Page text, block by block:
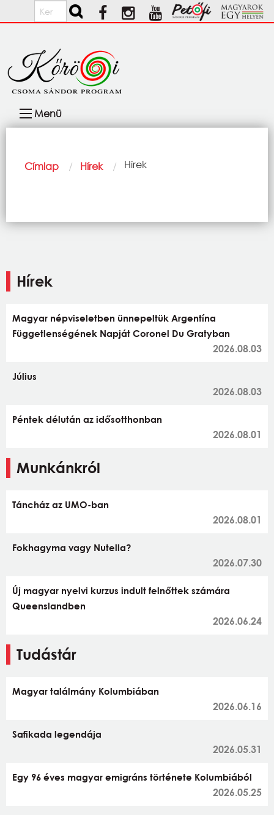
Ugrás a tartalomra
Keresés
navigáció
Menü
Morzsa
Címlap Hírek Current:
Hírek
Hírek
Magyar népviseletben ünnepeltük Argentína
Függetlenségének Napját Coronel Du Gratyban
2026.08.03
Július
2026.08.03
Péntek délután az idősotthonban
2026.08.01
Munkánkról
Táncház az UMO-ban
2026.08.01
Fokhagyma vagy Nutella?
2026.07.30
Új magyar nyelvi kurzus indult felnőttek számára
Queenslandben
2026.06.24
Tudástár
Magyar találmány Kolumbiában
2026.06.16
Safikada legendája
2026.05.31
Egy 96 éves magyar emigráns története Kolumbiából
2026.05.25